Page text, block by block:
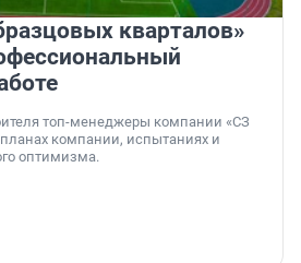
кварталов»
топ-менеджеры компании «СЗ
компании, испытаниях и
оптимизма.